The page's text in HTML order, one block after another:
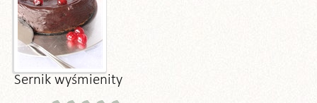
Sernik wyśmienity